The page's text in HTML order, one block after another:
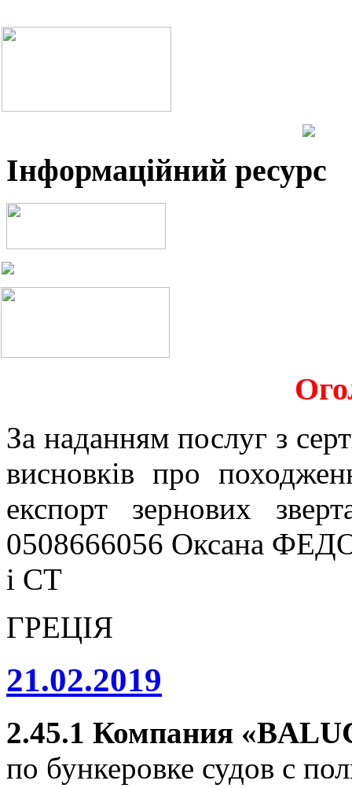
Інформаційний ресурс
За наданням послуг з
висновків про
експорт зернових
0508666056 Оксана
і СТ
ГРЕЦІЯ
21.02.2019
2.45.1 Компания «
по бункеровке судов с